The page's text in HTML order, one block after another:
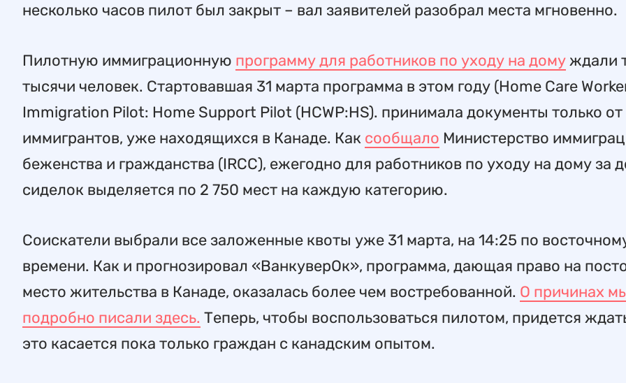
несколько часов пилот был закрыт – вал заявителей разобрал места мгновенно.
Пилотную иммиграционную программу для работников по уходу на домуждали
тысячи человек. Стартовавшая 31 марта программа в этом году (Home Care
Immigration Pilot: Home Support Pilot (HCWP:HS). принимала документы только от
иммигрантов, уже находящихся в Канаде. Как сообщало Министерство
беженства и гражданства (IRCC), ежегодно для работников по уходу на дому за
сиделок выделяется по 2 750 мест на каждую категорию.
Соискатели выбрали все заложенные квоты уже 31 марта, на 14:25 по
времени. Как и прогнозировал «ВанкуверОк», программа, дающая право на
место жительства в Канаде, оказалась более чем востребованной. О причинах
подробно писали здесь. Теперь, чтобы воспользоваться пилотом, придется
это касается пока только граждан с канадским опытом.